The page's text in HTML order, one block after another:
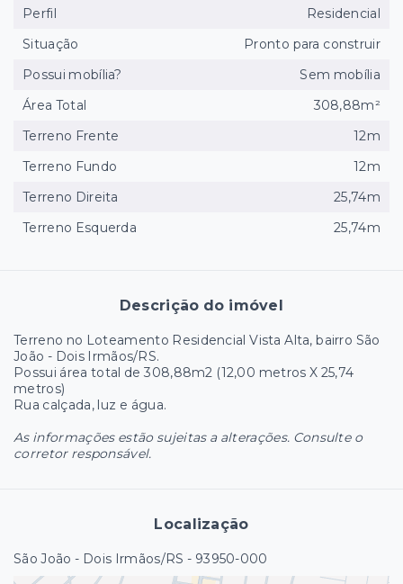
Descrição do imóvel
Terreno no Loteamento Residencial Vista Alta, bairro São
João - Dois Irmãos/RS.
Possui área total de 308,88m2 (12,00 metros X 25,74
metros)
Rua calçada, luz e água.
As informações estão sujeitas a alterações. Consulte o
corretor responsável.
Localização
São João - Dois Irmãos/RS - 93950-000
Perfil
Residencial
Situação
Pronto para construir
Possui mobília?
Sem mobília
Área Total
308,88m²
Terreno Frente
12m
Terreno Fundo
12m
Terreno Direita
25,74m
Terreno Esquerda
25,74m